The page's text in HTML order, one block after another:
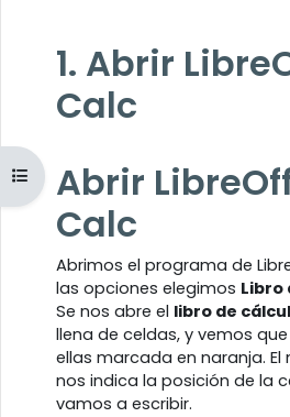
Abrir índice del curso
1. Abrir
Calc
Abrir
Calc
Abrimos el programa de
las opciones elegimos Libro
Se nos abre el libro de
llena de celdas, y vemos
ellas marcada en naranja.
nos indica la posición de la
vamos a escribir.